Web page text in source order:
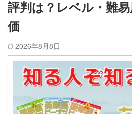
評判は？レベル・難
価
2026年8月8日